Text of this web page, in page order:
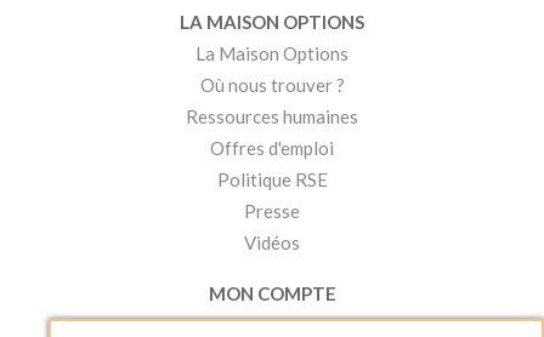
LA MAISON OPTIONS
La Maison Options
Où nous trouver ?
Ressources humaines
Offres d'emploi
Politique RSE
Presse
Vidéos
MON COMPTE
Accéder à mon compte